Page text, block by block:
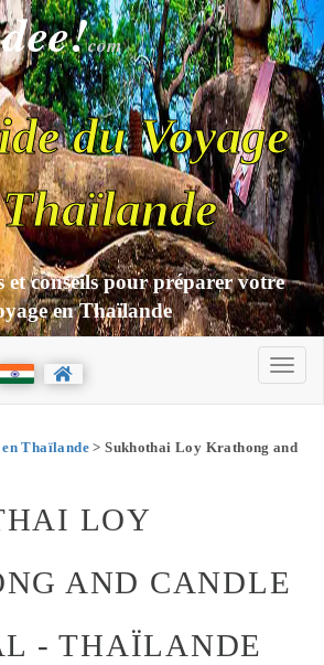
com
du Voyage
et conseils pour préparer votre
en Thaïlande
en Thaïlande> Sukhothai Loy Krathong and
LOY
AND CANDLE
- THAÏLANDE